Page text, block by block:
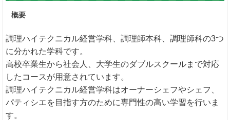
概要
調理ハイテクニカル経営学科、調理師本科、調理師科の3つ
に分かれた学科です。
高校卒業生から社会人、大学生のダブルスクールまで対応
したコースが用意されています。
調理ハイテクニカル経営学科はオーナーシェフやシェフ、
パティシエを目指す方のために専門性の高い学習を行いま
す。